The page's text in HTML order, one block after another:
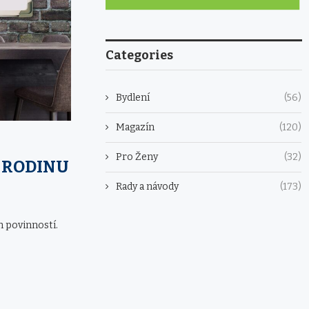
povinností.
Categories
Bydlení (56)
Magazín (120)
Pro Ženy (32)
Rady a návody (173)